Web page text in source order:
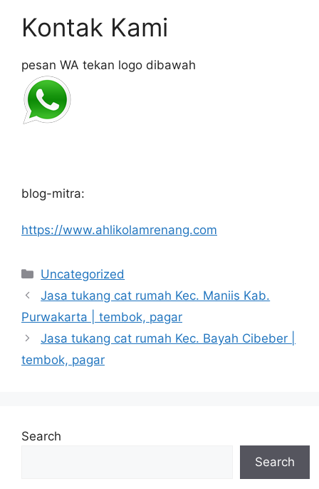
Kontak Kami
pesan WA tekan logo dibawah
blog-mitra:
https://www.ahlikolamrenang.com
Categories
Uncategorized
Jasa tukang cat rumah Kec. Maniis Kab.
Purwakarta | tembok, pagar
Jasa tukang cat rumah Kec. Bayah Cibeber |
tembok, pagar
Search
Search